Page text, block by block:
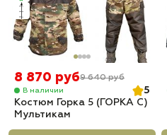
8 870 руб9 640 руб
В наличии
5
Костюм Горка 5 (ГОРКА С)
Мультикам